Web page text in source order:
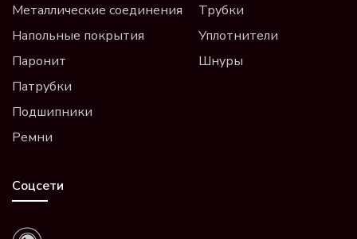
Металлические соединения
Напольные покрытия
Паронит
Патрубки
Подшипники
Ремни
Трубки
Уплотнители
Шнуры
Соцсети